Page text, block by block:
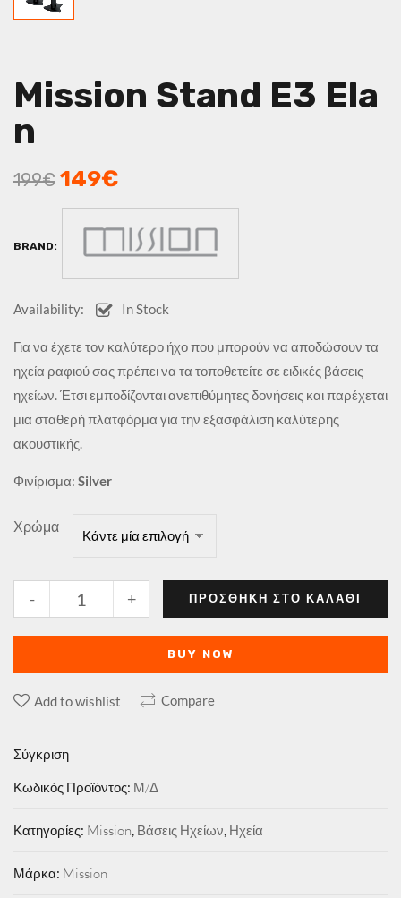
Mission Stand E3 Ela
N
199€ 149€
BRAND:
Availability: In Stock
Για να έχετε τον καλύτερο ήχο που μπορούν να αποδώσουν τα
ηχεία ραφιού σας πρέπει να τα τοποθετείτε σε ειδικές βάσεις
ηχείων. Έτσι εμποδίζονται ανεπιθύμητες δονήσεις και παρέχεται
μια σταθερή πλατφόρμα για την εξασφάλιση καλύτερης
ακουστικής.
Φινίρισμα: Silver
Χρώμα
+
- ΠΡΟΣΘΉΚΗ ΣΤΟ ΚΑΛΆΘΙ
BUY NOW
Add to wishlist Compare
Σύγκριση
Κωδικός Προϊόντος: Μ/Δ
Κατηγορίες: Mission, Βάσεις Ηχείων, Ηχεία
Μάρκα: Mission